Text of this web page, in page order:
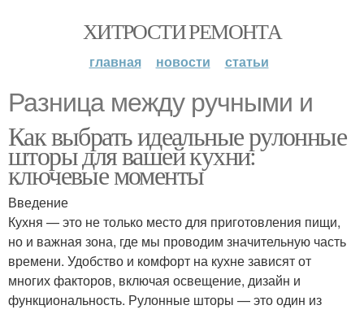
ХИТРОСТИ РЕМОНТА
главная новости статьи
Разница между ручными и
Как выбрать идеальные рулонные
шторы для вашей кухни:
ключевые моменты
Введение
Кухня — это не только место для приготовления пищи,
но и важная зона, где мы проводим значительную часть
времени. Удобство и комфорт на кухне зависят от
многих факторов, включая освещение, дизайн и
функциональность. Рулонные шторы — это один из